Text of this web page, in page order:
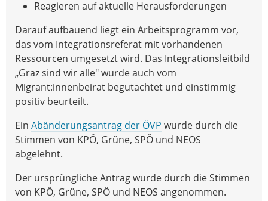
Reagieren auf aktuelle Herausforderungen
Darauf aufbauend liegt ein Arbeitsprogramm vor,
das vom Integrationsreferat mit vorhandenen
Ressourcen umgesetzt wird. Das Integrationsleitbild
„Graz sind wir alle" wurde auch vom
Migrant:innenbeirat begutachtet und einstimmig
positiv beurteilt.
Ein Abänderungsantrag der ÖVP wurde durch die
Stimmen von KPÖ, Grüne, SPÖ und NEOS
abgelehnt.
Der ursprüngliche Antrag wurde durch die Stimmen
von KPÖ, Grüne, SPÖ und NEOS angenommen.